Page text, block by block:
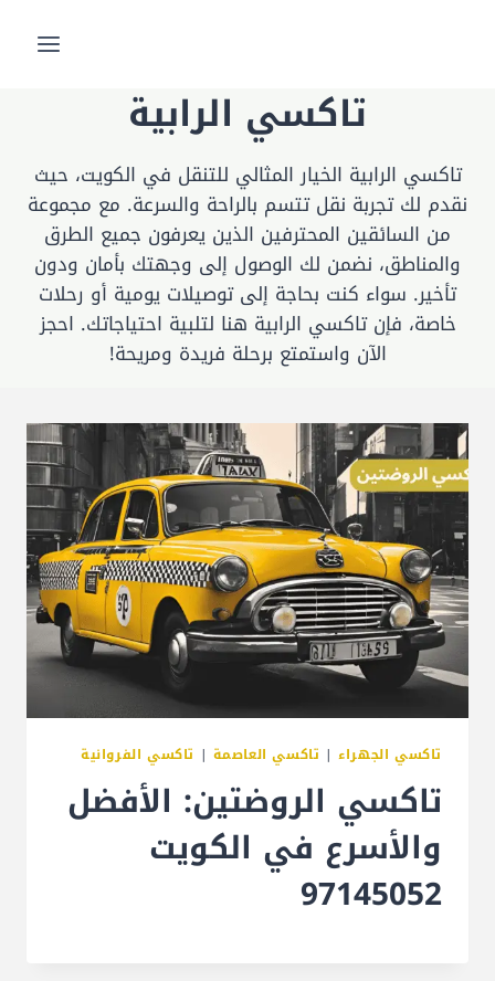
تاكسي الرابية
تاكسي الرابية الخيار المثالي للتنقل في الكويت، حيث
نقدم لك تجربة نقل تتسم بالراحة والسرعة. مع مجموعة
من السائقين المحترفين الذين يعرفون جميع الطرق
والمناطق، نضمن لك الوصول إلى وجهتك بأمان ودون
تأخير. سواء كنت بحاجة إلى توصيلات يومية أو رحلات
خاصة، فإن تاكسي الرابية هنا لتلبية احتياجاتك. احجز
الآن واستمتع برحلة فريدة ومريحة!
تاكسي الجهراء| تاكسي العاصمة | تاكسي الفروانية
تاكسي الروضتين: الأفضل
والأسرع في الكويت
97145052